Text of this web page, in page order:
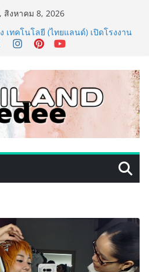
สิงหาคม 8, 2026
เทคโนโลยี (ไทยแลนด์) เปิดโรงงาน
หน้าขยายฐานการผลิตสู่เอเชียตะวัน
นส์ฟอร์มจากเกมมิ่งโฟน สู่ไลฟ์สไตล์
ญ่ปักหมุดแลนมาร์คใหม่กลางสถานี
จุดเริ่มต้นครั้งสำคัญ
เปิดตัวแชมพูอาบน้ำ และ โฟมอาบ
รมพลังธรรมชาติ “Zero-Residue”
ร้สารตกค้าง
ภาค @ภาคกลาง “มนต์เสน่ห์เกษตร
ร” ชวนชิม ช้อป สินค้าเกษตร
นนี้ – 8 สิงหาคมนี้ ณ ลานคนเมือง
เร็จ Village to the World Season
เคลื่อน ESG Tourism สืบสานพระ